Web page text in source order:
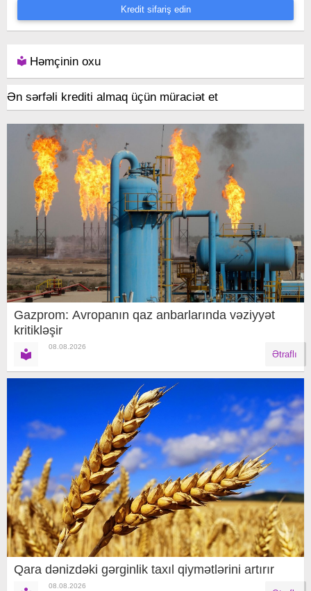
Kredit sifariş edin
Həmçinin oxu
Ən sərfəli krediti almaq üçün müraciət et
Gazprom: Avropanın qaz anbarlarında vəziyyət
kritikləşir
08.08.2026
Ətraflı
Qara dənizdəki gərginlik taxıl qiymətlərini artırır
08.08.2026